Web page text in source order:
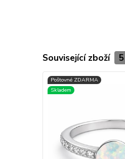
Související zboží 5